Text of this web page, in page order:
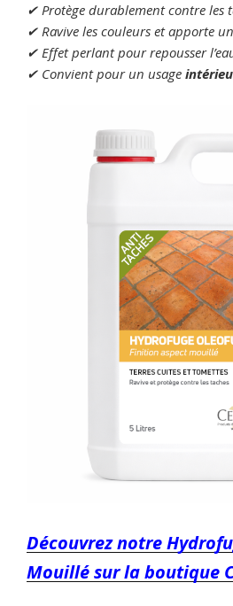
✔ Protège durablement contre les
✔ Ravive les couleurs et apporte
✔ Effet perlant pour repousser
✔ Convient pour un usage
Découvrez notre
Mouillé sur la boutique